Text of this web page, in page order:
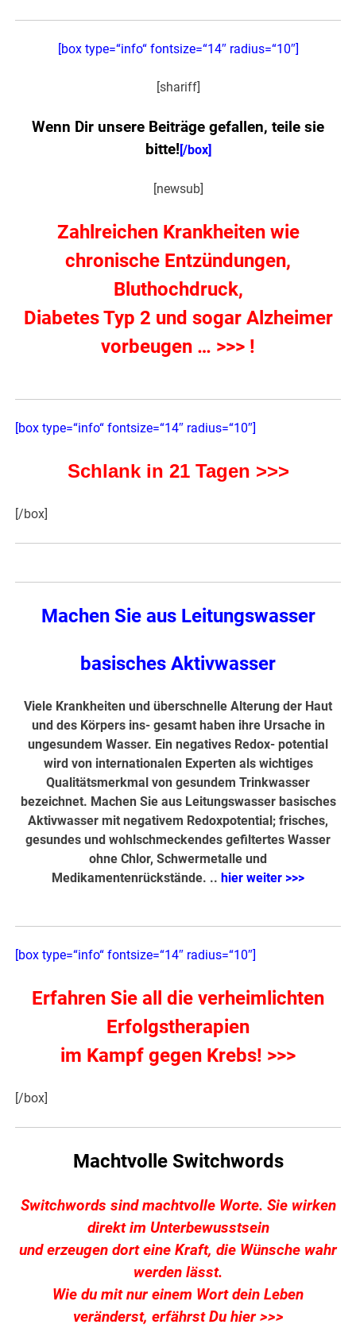
[box type=“info“ fontsize=“14″ radius=“10″]
[shariff]
Wenn Dir unsere Beiträge gefallen, teile sie
bitte! [/box]
[newsub]
Zahlreichen Krankheiten wie
chronische Entzündungen,
Bluthochdruck,
Diabetes Typ 2 und sogar Alzheimer
vorbeugen … >>> !
[box type=“info“ fontsize=“14″ radius=“10″]
Schlank in 21 Tagen >>>
[/box]
Machen Sie aus Leitungswasser
basisches Aktivwasser
Viele Krankheiten und überschnelle Alterung der Haut
und des Körpers ins- gesamt haben ihre Ursache in
ungesundem Wasser. Ein negatives Redox- potential
wird von internationalen Experten als wichtiges
Qualitätsmerkmal von gesundem Trinkwasser
bezeichnet. Machen Sie aus Leitungswasser basisches
Aktivwasser mit negativem Redoxpotential; frisches,
gesundes und wohlschmeckendes gefiltertes Wasser
ohne Chlor, Schwermetalle und
Medikamentenrückstände. .. hier weiter >>>
[box type=“info“ fontsize=“14″ radius=“10″]
Erfahren Sie all die verheimlichten
Erfolgstherapien
im Kampf gegen Krebs! >>>
[/box]
Machtvolle Switchwords
Switchwords sind machtvolle Worte. Sie wirken
direkt im Unterbewusstsein
und erzeugen dort eine Kraft, die Wünsche wahr
werden lässt.
Wie du mit nur einem Wort dein Leben
veränderst, erfährst Du hier >>>